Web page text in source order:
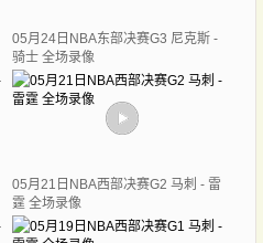
05月24日NBA东部决赛G3 尼克斯 -
骑士 全场录像
05月21日NBA西部决赛G2 马刺 - 雷
霆 全场录像